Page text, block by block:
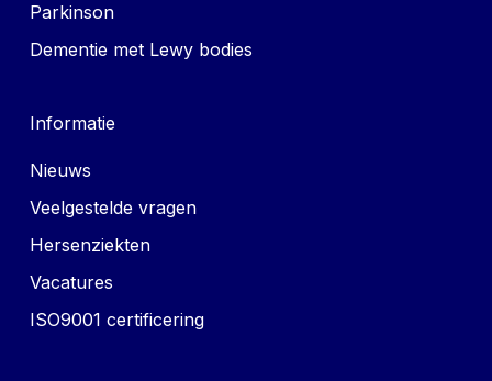
Parkinson
Dementie met Lewy bodies
Informatie
Nieuws
Veelgestelde vragen
Hersenziekten
Vacatures
ISO9001 certificering